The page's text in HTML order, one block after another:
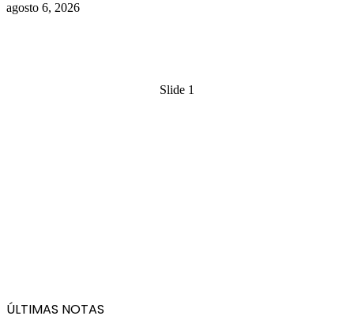
agosto 6, 2026
Slide 1
ÚLTIMAS NOTAS